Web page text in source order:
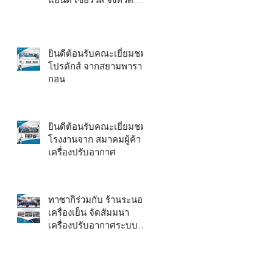
ยินดีต้อนรับคณะเยี่ยมชม
โปรดักส์ จากสยามพารา
กอน
ยินดีต้อนรับคณะเยี่ยมชม
โรงงานจาก สมาคมผู้ค้า
เครื่องปรับอากาศ
ทาซากิร่วมกับ ร้านระนอง
เครื่องเย็น จัดสัมมนา
เครื่องปรับอากาศระบบ